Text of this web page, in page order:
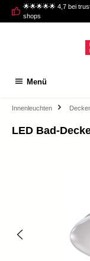
springen
🌟🌟🌟🌟🌟 4,7 bei
shops
Menü
Innenleuchten
LED Bad-